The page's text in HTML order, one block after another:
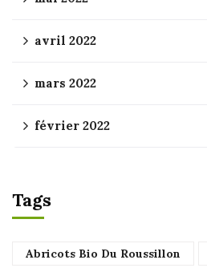
avril 2022
mars 2022
février 2022
Tags
Abricots Bio Du Roussillon